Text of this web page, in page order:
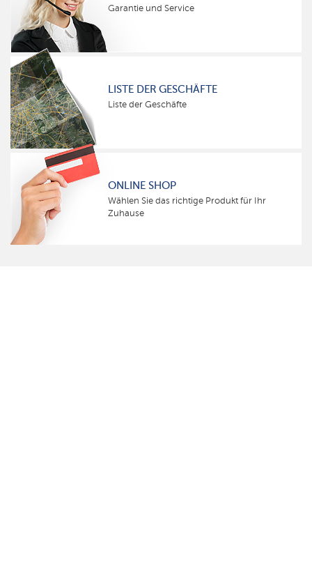
Garantie und Service
LISTE DER GESCHÄFTE
Liste der Geschäfte
ONLINE SHOP
Wählen Sie das richtige Produkt für Ihr
Zuhause